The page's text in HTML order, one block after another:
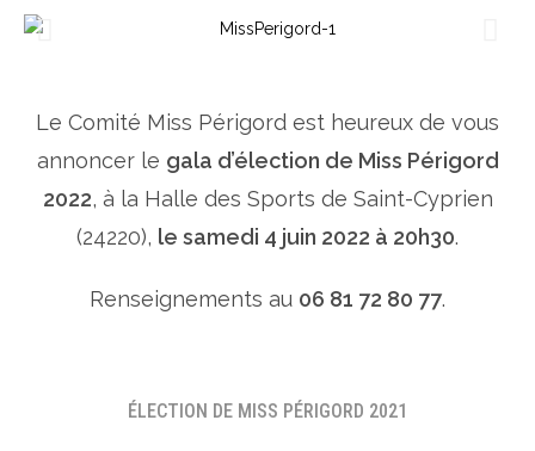
Le Comité Miss Périgord est heureux de vous
annoncer le gala d’élection de Miss Périgord
2022, à la Halle des Sports de Saint-Cyprien
(24220), le samedi 4 juin 2022 à 20h30.
Renseignements au 06 81 72 80 77.
ÉLECTION DE MISS PÉRIGORD 2021